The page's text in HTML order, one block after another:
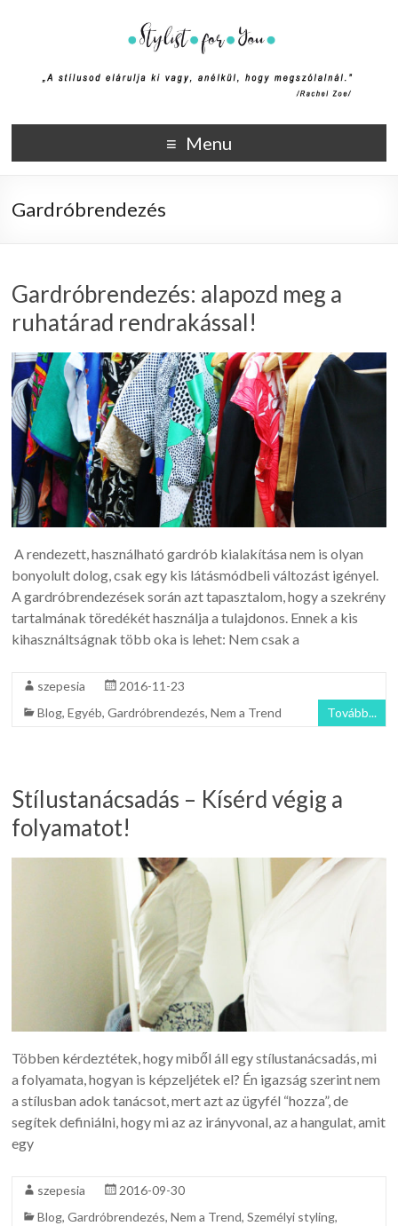
Stylist4U
A stílus az egyik módja annak, hogy elmondd ki vagy, anélkül,
hogy megszólalnál. (Rachel Zoe)
Menu
Gardróbrendezés
Gardróbrendezés: alapozd meg a
ruhatárad rendrakással!
A rendezett, használható gardrób kialakítása nem is olyan
bonyolult dolog, csak egy kis látásmódbeli változást igényel.
A gardróbrendezések során azt tapasztalom, hogy a szekrény
tartalmának töredékét használja a tulajdonos. Ennek a kis
kihasználtságnak több oka is lehet: Nem csak a
szepesia
2016-11-23
Blog,Egyéb,Gardróbrendezés,Nem a Trend Tovább...
Stílustanácsadás – Kísérd végig a
folyamatot!
Többen kérdeztétek, hogy miből áll egy stílustanácsadás, mi
a folyamata, hogyan is képzeljétek el? Én igazság szerint nem
a stílusban adok tanácsot, mert azt az ügyfél “hozza”, de
segítek definiálni, hogy mi az az irányvonal, az a hangulat, amit
egy
szepesia
2016-09-30
Blog,Gardróbrendezés,Nem a Trend,Személyi styling,